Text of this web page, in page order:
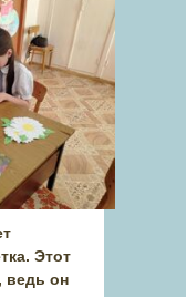
Этот
ведь он